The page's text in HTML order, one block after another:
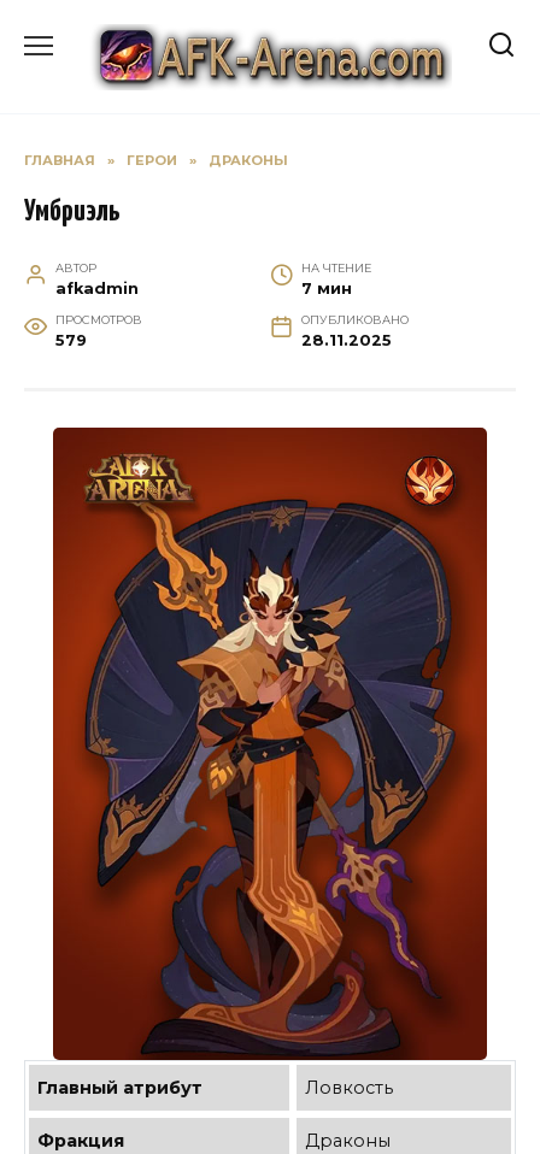
содержанию
ГЛАВНАЯ » ГЕРОИ » ДРАКОНЫ
Умбриэль
АВТОР
afkadmin
НА ЧТЕНИЕ
7 мин
ПРОСМОТРОВ
579
ОПУБЛИКОВАНО
28.11.2025
Главный атрибут Ловкость
Фракция Драконы